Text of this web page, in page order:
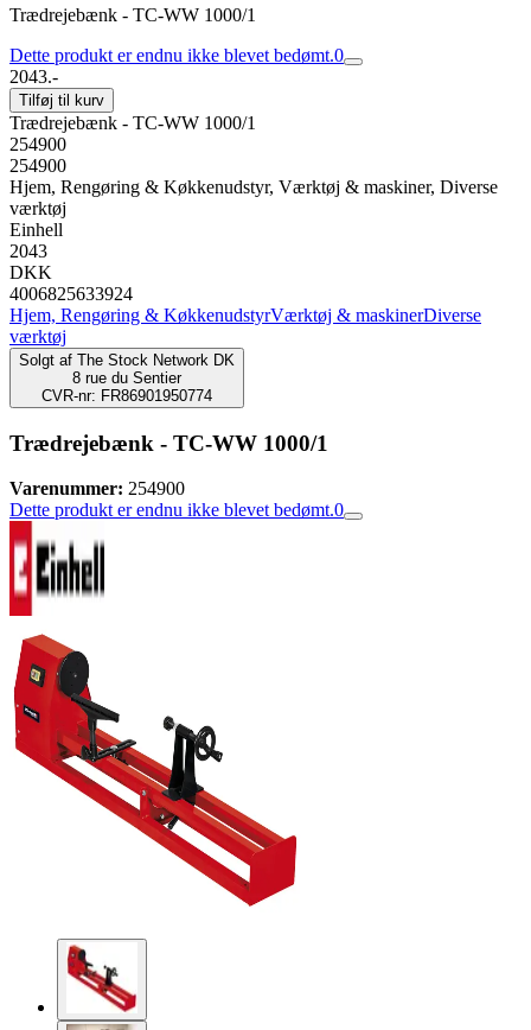
Trædrejebænk - TC-WW 1000/1
Dette produkt er endnu ikke blevet bedømt.0
2043.-
Tilføj til kurv
Trædrejebænk - TC-WW 1000/1
254900
254900
Hjem, Rengøring & Køkkenudstyr, Værktøj & maskiner, Diverse
værktøj
Einhell
2043
DKK
4006825633924
Hjem, Rengøring & KøkkenudstyrVærktøj & maskinerDiverse
værktøj
Solgt af The Stock Network DK
8 rue du Sentier
CVR-nr: FR86901950774
Trædrejebænk - TC-WW 1000/1
Varenummer: 254900
Dette produkt er endnu ikke blevet bedømt.0